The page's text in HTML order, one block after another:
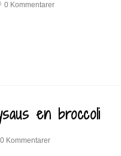
0 Kommentarer
en broccoli
0 Kommentarer